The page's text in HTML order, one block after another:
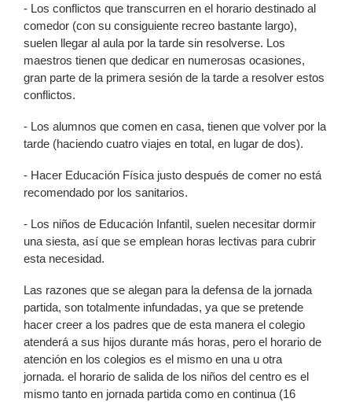
- Los conflictos que transcurren en el horario destinado al
comedor (con su consiguiente recreo bastante largo),
suelen llegar al aula por la tarde sin resolverse. Los
maestros tienen que dedicar en numerosas ocasiones,
gran parte de la primera sesión de la tarde a resolver estos
conflictos.
- Los alumnos que comen en casa, tienen que volver por la
tarde (haciendo cuatro viajes en total, en lugar de dos).
- Hacer Educación Física justo después de comer no está
recomendado por los sanitarios.
- Los niños de Educación Infantil, suelen necesitar dormir
una siesta, así que se emplean horas lectivas para cubrir
esta necesidad.
Las razones que se alegan para la defensa de la jornada
partida, son totalmente infundadas, ya que se pretende
hacer creer a los padres que de esta manera el colegio
atenderá a sus hijos durante más horas, pero el horario de
atención en los colegios es el mismo en una u otra
jornada. el horario de salida de los niños del centro es el
mismo tanto en jornada partida como en continua (16